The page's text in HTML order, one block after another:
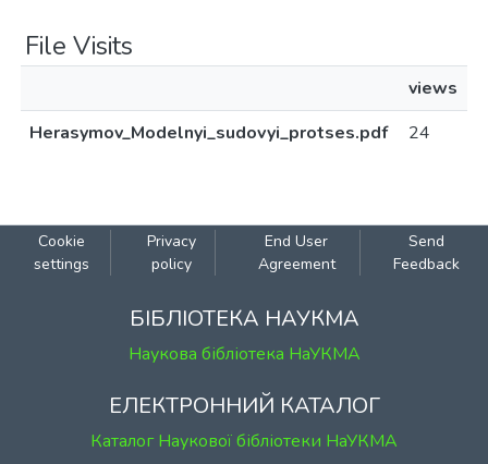
File Visits
views
Herasymov_Modelnyi_sudovyi_protses.pdf
24
Cookie
settings
Privacy
policy
End User
Agreement
Send
Feedback
БІБЛІОТЕКА НАУКМА
Наукова бібліотека НаУКМА
ЕЛЕКТРОННИЙ КАТАЛОГ
Каталог Наукової бібліотеки НаУКМА